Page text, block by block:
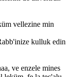
vellezine min
kulluk edin
ve enzele mines